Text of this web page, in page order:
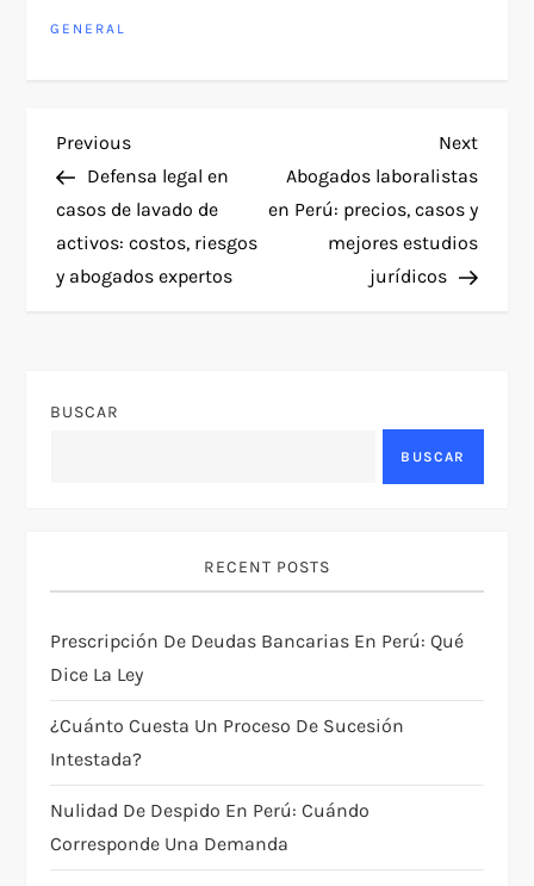
GENERAL
N
a
v
a
ó
n
d
e
e
Previous
Post
Previous
Defensa legal en
casos de lavado de
activos: costos, riesgos
y abogados expertos
Next
Post
Next
Abogados laboralistas
en Perú: precios, casos y
mejores estudios
jurídicos
BUSCAR
BUSCAR
RECENT POSTS
Prescripción De Deudas Bancarias En Perú: Qué
Dice La Ley
¿Cuánto Cuesta Un Proceso De Sucesión
Intestada?
Nulidad De Despido En Perú: Cuándo
Corresponde Una Demanda